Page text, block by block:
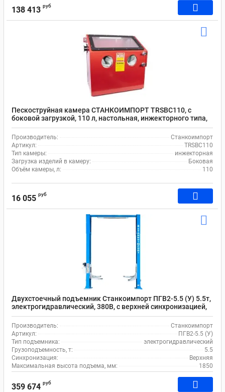
138 413 руб
Пескоструйная камера СТАНКОИМПОРТ TRSBC110, с
боковой загрузкой, 110 л, настольная, инжекторного типа,
670х390х370 мм
Производитель:
Станкоимпорт
Артикул:
TRSBC110
Тип камеры:
инжекторная
Загрузка изделий в камеру:
Боковая
Объём камеры, л:
110
16 055 руб
Двухстоечный подъемник Станкоимпорт ПГВ2-5.5 (У) 5.5т,
электрогидравлический, 380В, с верхней синхронизацией,
110-1850 мм
Производитель:
Станкоимпорт
Артикул:
ПГВ2-5.5 (У)
Тип подъемника:
электрогидравлический
Грузоподъемность, т:
5.5
Синхронизация:
Верхняя
Максимальная высота подъема, мм:
1850
359 674 руб